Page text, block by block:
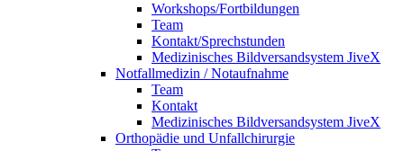
Workshops/Fortbildungen
Team
Kontakt/Sprechstunden
Medizinisches Bildversandsystem JiveX
Notfallmedizin / Notaufnahme
Team
Kontakt
Medizinisches Bildversandsystem JiveX
Orthopädie und Unfallchirurgie